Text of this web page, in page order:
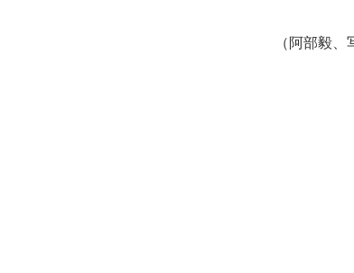
（阿部毅、